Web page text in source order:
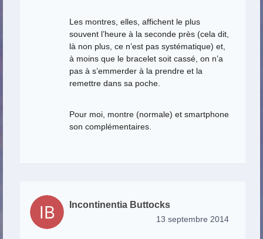
Les montres, elles, affichent le plus
souvent l’heure à la seconde près (cela dit,
là non plus, ce n’est pas systématique) et,
à moins que le bracelet soit cassé, on n’a
pas à s’emmerder à la prendre et la
remettre dans sa poche.
Pour moi, montre (normale) et smartphone
son complémentaires.
Incontinentia Buttocks
13 septembre 2014